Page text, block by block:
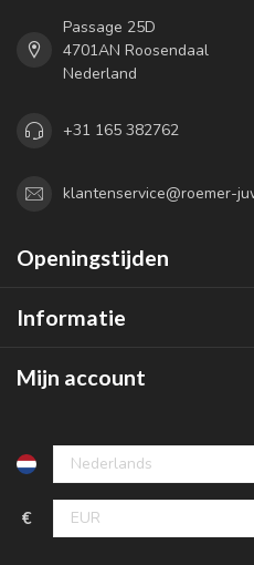
Passage 25D
4701AN Roosendaal
Nederland
+31 165 382762
klantenservice@roemer-
Openingstijden
Informatie
Mijn account
€